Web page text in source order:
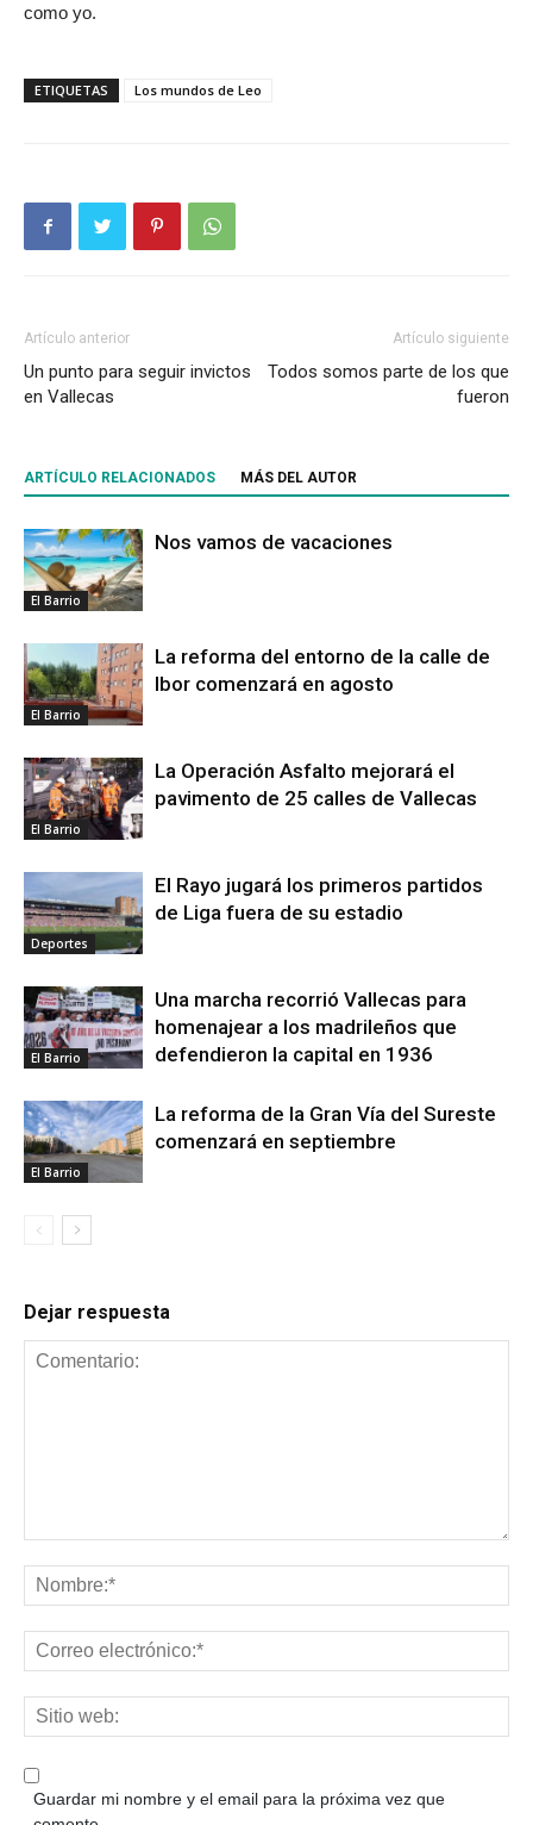
como yo.
ETIQUETAS Los mundos de Leo
Artículo anterior
Un punto para seguir invictos
en Vallecas
Artículo siguiente
Todos somos parte de los que
fueron
ARTÍCULO RELACIONADOS MÁS DEL AUTOR
El Barrio
Nos vamos de vacaciones
El Barrio
La reforma del entorno de la calle de
Ibor comenzará en agosto
El Barrio
La Operación Asfalto mejorará el
pavimento de 25 calles de Vallecas
Deportes
El Rayo jugará los primeros partidos
de Liga fuera de su estadio
El Barrio
Una marcha recorrió Vallecas para
homenajear a los madrileños que
defendieron la capital en 1936
El Barrio
La reforma de la Gran Vía del Sureste
comenzará en septiembre
Dejar respuesta
Guardar mi nombre y el email para la próxima vez que